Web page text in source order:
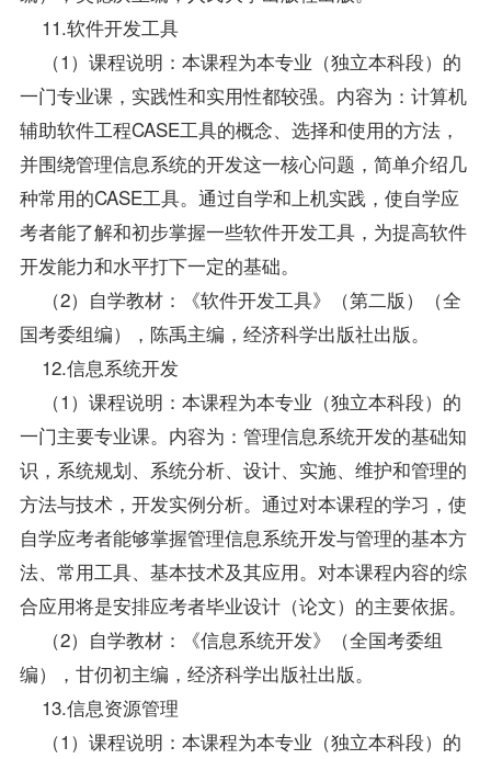
11.软件开发工具
（1）课程说明：本课程为本专业（独立本科段）的
一门专业课，实践性和实用性都较强。内容为：计算机
辅助软件工程CASE工具的概念、选择和使用的方法，
并围绕管理信息系统的开发这一核心问题，简单介绍几
种常用的CASE工具。通过自学和上机实践，使自学应
考者能了解和初步掌握一些软件开发工具，为提高软件
开发能力和水平打下一定的基础。
（2）自学教材：《软件开发工具》（第二版）（全
国考委组编），陈禹主编，经济科学出版社出版。
12.信息系统开发
（1）课程说明：本课程为本专业（独立本科段）的
一门主要专业课。内容为：管理信息系统开发的基础知
识，系统规划、系统分析、设计、实施、维护和管理的
方法与技术，开发实例分析。通过对本课程的学习，使
自学应考者能够掌握管理信息系统开发与管理的基本方
法、常用工具、基本技术及其应用。对本课程内容的综
合应用将是安排应考者毕业设计（论文）的主要依据。
（2）自学教材：《信息系统开发》（全国考委组
编），甘仞初主编，经济科学出版社出版。
13.信息资源管理
（1）课程说明：本课程为本专业（独立本科段）的